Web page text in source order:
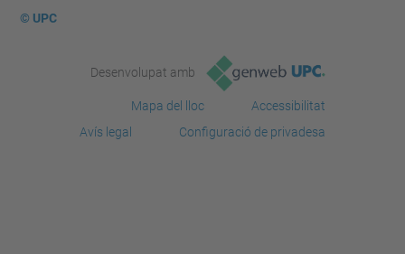
© UPC
Desenvolupat amb
Mapa del lloc
Accessibilitat
Avís legal
Configuració de privadesa